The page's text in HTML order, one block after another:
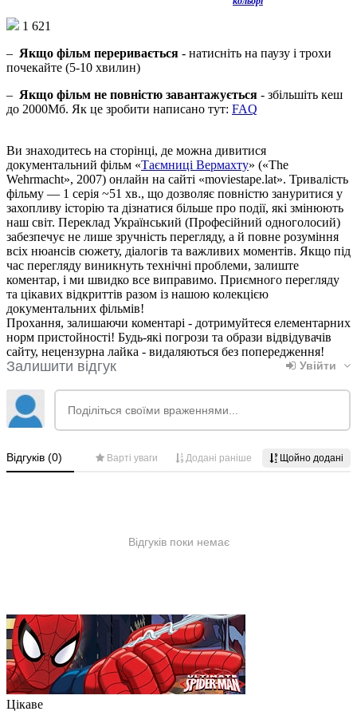
1 621
– Якщо фільм переривається - натисніть на паузу і трохи
почекайте (5-10 хвилин)
– Якщо фільм не повністю завантажується - збільшіть кеш
до 2000Мб. Як це зробити написано тут: FAQ
Ви знаходитесь на сторінці, де можна дивитися
документальний фільм «Таємниці Вермахту» («The
Wehrmacht», 2007) онлайн на сайті «moviestape.lat». Тривалість
фільму — 1 серія ~51 хв., що дозволяє повністю зануритися у
захопливу історію та дізнатися більше про події, які змінюють
наш світ. Переклад Український (Професійний одноголосий)
забезпечує не лише зручність перегляду, а й повне розуміння
всіх нюансів сюжету, діалогів та важливих моментів. Якщо під
час перегляду виникнуть технічні проблеми, залиште
коментар, і ми швидко все виправимо. Приємного перегляду
та цікавих відкриттів разом із нашою колекцією
документальних фільмів!
Прохання, залишаючи коментарі - дотримуйтеся елементарних
норм пристойності! Будь-які погрози та образи відвідувачів
сайту, нецензурна лайка - видаляються без попередження!
Цікаве